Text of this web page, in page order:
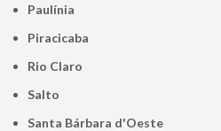
Paulínia
Piracicaba
Rio Claro
Salto
Santa Bárbara d'Oeste